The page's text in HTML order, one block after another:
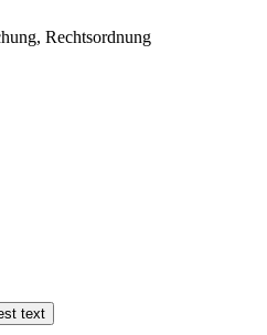
Rechtsordnung
text